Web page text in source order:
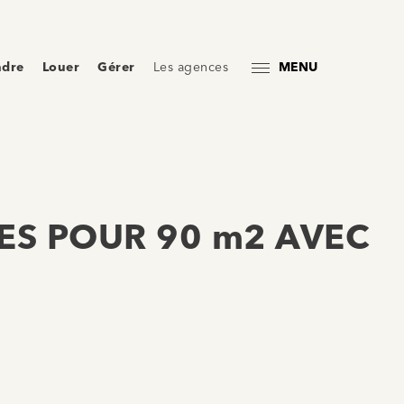
Louer Gérer Les agences MENU
POUR 90 m2 AVEC